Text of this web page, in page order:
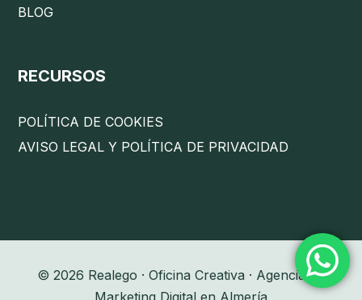
BLOG
RECURSOS
POLÍTICA DE COOKIES
AVISO LEGAL Y POLÍTICA DE PRIVACIDAD
© 2026 Realego · Oficina Creativa · Agencia de